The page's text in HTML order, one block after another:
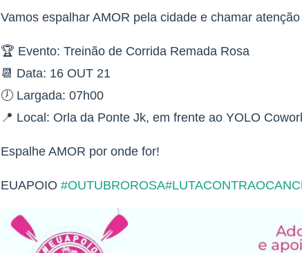
Vamos espalhar AMOR pela cidade e chamar
🏆 Evento: Treinão de Corrida Remada Rosa
📆 Data: 16 OUT 21
🕖 Largada: 07h00
📍 Local: Orla da Ponte Jk, em frente ao YOLO
Espalhe AMOR por onde for!
EUAPOIO #OUTUBROROSA